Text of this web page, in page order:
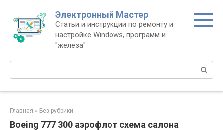
контенту
Электронный Мастер
Статьи и инструкции по ремонту и
настройке Windows, программ и
"железа"
Поиск:
Главная » Без рубрики
Boeing 777 300 аэрофлот схема салона